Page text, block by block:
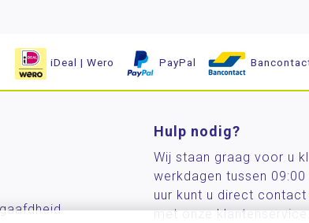
iDeal | Wero PayPal
Hulp nodig?
Wij staan graag voor u
werkdagen tussen 09:00
uur kunt u direct contact
met onze